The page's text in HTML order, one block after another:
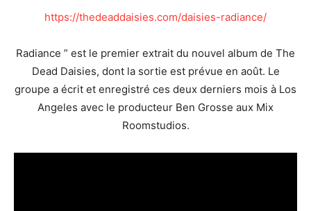
https://thedeaddaisies.com/daisies-radiance/
Radiance ” est le premier extrait du nouvel album de The
Dead Daisies, dont la sortie est prévue en août. Le
groupe a écrit et enregistré ces deux derniers mois à Los
Angeles avec le producteur Ben Grosse aux Mix
Roomstudios.